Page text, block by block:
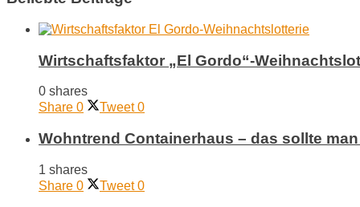
Wirtschaftsfaktor „El Gordo“-
0 shares
Share 0 Tweet 0
Wohntrend Containerhaus – das sollte
1 shares
Share 0 Tweet 0